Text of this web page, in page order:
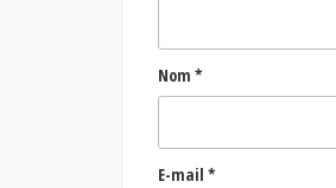
Nom *
E-mail *